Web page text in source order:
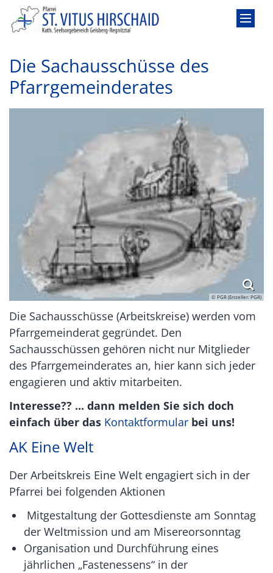
Zum Inhalt springen
Die Sachausschüsse des
Pfarrgemeinderates
© PGR (Ersteller: PGR)
Die Sachausschüsse (Arbeitskreise) werden vom
Pfarrgemeinderat gegründet. Den
Sachausschüssen gehören nicht nur Mitglieder
des Pfarrgemeinderates an, hier kann sich jeder
engagieren und aktiv mitarbeiten.
Interesse?? ... dann melden Sie sich doch
einfach über das Kontaktformular bei uns!
AK Eine Welt
Der Arbeitskreis Eine Welt engagiert sich in der
Pfarrei bei folgenden Aktionen
Mitgestaltung der Gottesdienste am Sonntag
der Weltmission und am Misereorsonntag
Organisation und Durchführung eines
jährlichen „Fastenessens“ in der